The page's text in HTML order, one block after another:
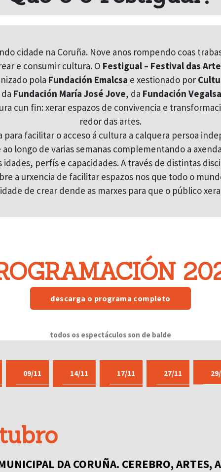
cidade na Coruña. Nove anos rompendo coas
e consumir cultura. O Festigual – Festival das
pola Fundación Emalcsa e xestionado por
Fundación María José Jove, da Fundación
cun fin: xerar espazos de convivencia e
redor das artes.
para facilitar o acceso á cultura a calquera persoa
ao longo de varias semanas complementando a
idades, perfís e capacidades. A través de distintas
a urxencia de facilitar espazos nos que todo o
de crear dende as marxes para que o público
descarga o programa completo
todos os espectáculos son de balde
09/11 14/11 17/11 27/11
DA CORUÑA. CEREBRO, ARTES,